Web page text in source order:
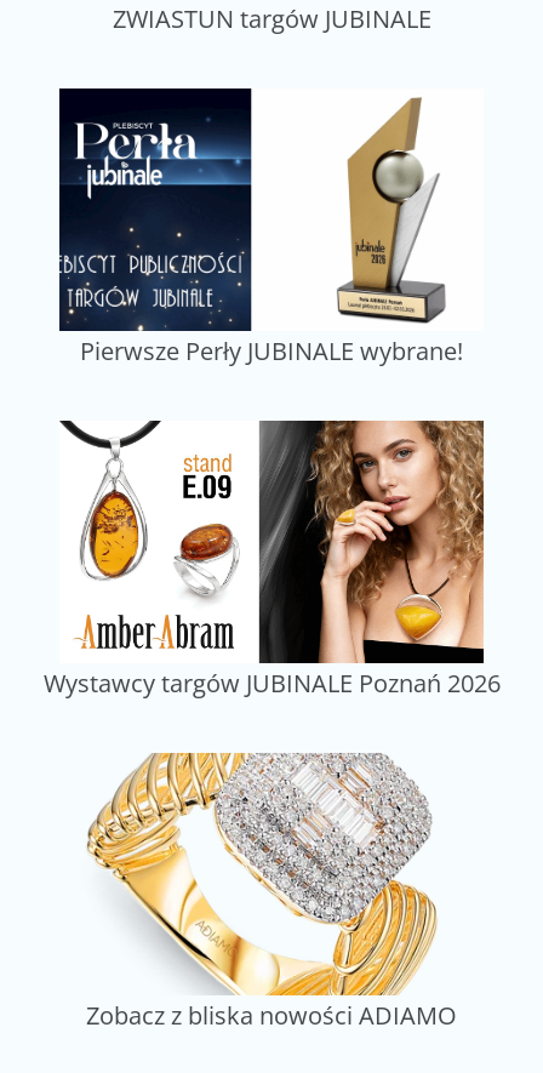
ZWIASTUN targów JUBINALE
Pierwsze Perły JUBINALE wybrane!
Wystawcy targów JUBINALE Poznań 2026
Zobacz z bliska nowości ADIAMO